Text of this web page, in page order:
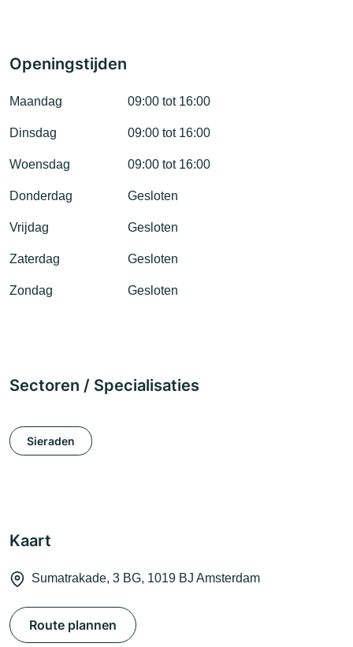
Openingstijden
Maandag 09:00 tot 16:00
Dinsdag 09:00 tot 16:00
Woensdag 09:00 tot 16:00
Donderdag Gesloten
Vrijdag Gesloten
Zaterdag Gesloten
Zondag Gesloten
Sectoren / Specialisaties
Sieraden
Kaart
Sumatrakade, 3 BG, 1019 BJ Amsterdam
Route plannen